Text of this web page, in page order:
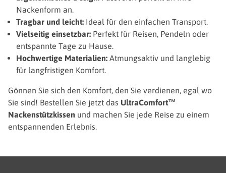
Nackenform an.
Tragbar und leicht: Ideal für den einfachen Transport.
Vielseitig einsetzbar: Perfekt für Reisen, Pendeln oder
entspannte Tage zu Hause.
Hochwertige Materialien: Atmungsaktiv und langlebig
für langfristigen Komfort.
Gönnen Sie sich den Komfort, den Sie verdienen, egal wo
Sie sind! Bestellen Sie jetzt das UltraComfort™
Nackenstützkissen und machen Sie jede Reise zu einem
entspannenden Erlebnis.